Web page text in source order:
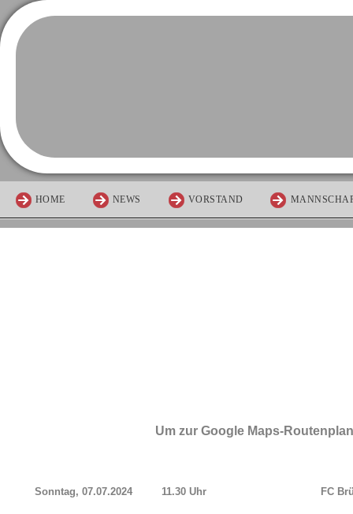
HOME NEWS VORSTAND
Um zur Google Maps-
Sonntag, 07.07.2024 11.30 Uhr FC